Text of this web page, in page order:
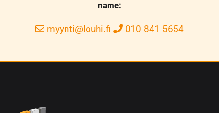
name:
myynti@louhi.fi 010 841 5654